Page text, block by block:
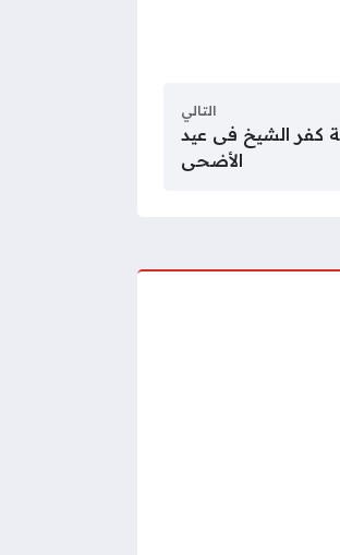
التالي
كفر الشيخ فى عيد
الأضحى